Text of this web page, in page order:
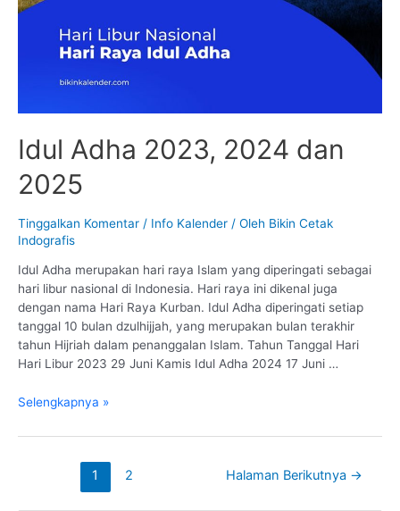
Idul Adha 2023, 2024 dan
2025
Tinggalkan Komentar / Info Kalender / Oleh Bikin Cetak
Indografis
Idul Adha merupakan hari raya Islam yang diperingati sebagai
hari libur nasional di Indonesia. Hari raya ini dikenal juga
dengan nama Hari Raya Kurban. Idul Adha diperingati setiap
tanggal 10 bulan dzulhijjah, yang merupakan bulan terakhir
tahun Hijriah dalam penanggalan Islam. Tahun Tanggal Hari
Hari Libur 2023 29 Juni Kamis Idul Adha 2024 17 Juni …
Idul
2023,
Selengkapnya »
1 2 Halaman Berikutnya →